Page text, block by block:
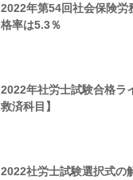
2022年第54回社会保険労
格率は5.3％
2022年社労士試験合格ラ
救済科目】
2022社労士試験選択式の